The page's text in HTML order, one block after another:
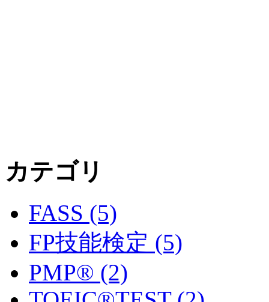
カテゴリ
FASS (5)
FP技能検定 (5)
PMP® (2)